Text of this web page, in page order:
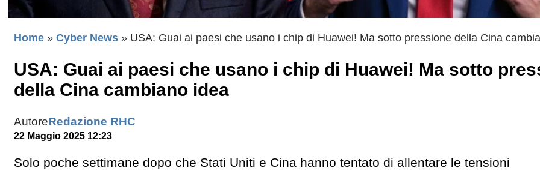
Home » Cyber News » USA: Guai ai paesi che usano i chip di Huawei! Ma sotto pressione della Cina
USA: Guai ai paesi che usano i chip di Huawei! Ma sotto
della Cina cambiano idea
AutoreRedazione RHC
22 Maggio 2025 12:23
Solo poche settimane dopo che Stati Uniti e Cina hanno tentato di allentare le tensioni